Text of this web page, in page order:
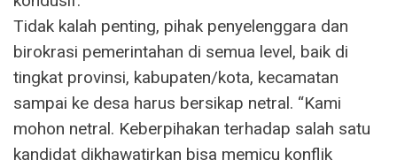
Tidak kalah penting, pihak penyelenggara dan
birokrasi pemerintahan di semua level, baik di
tingkat provinsi, kabupaten/kota, kecamatan
sampai ke desa harus bersikap netral. “Kami
mohon netral. Keberpihakan terhadap salah satu
kandidat dikhawatirkan bisa memicu konflik